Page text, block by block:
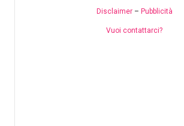
Disclaimer– Pubblicità
Vuoi contattarci?